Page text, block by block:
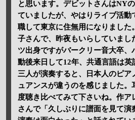
と思います。デビットさんはNY
ていましたが、やはりライブ活動
職して東京に住無用になりました
子さんで、昨夜もいらしていまし
ツ出身ですがバークリー音大卒、
動後来日して12年、共通言語は英
三人が演奏すると、日本人のピア
ュアンスが違うのを感じました。
度聴き比べてみて下さいね。作ア
さんで「久しぶりに譜面を見て演